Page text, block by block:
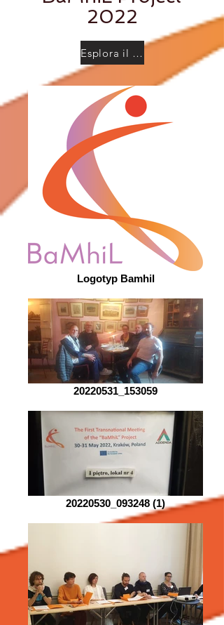
2022
Esplora il progetto
Logotyp Bamhil
20220531_153059
20220530_093248 (1)